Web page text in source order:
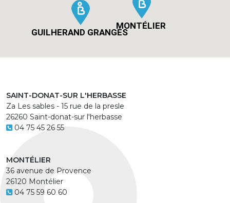
MONTÉLIER
GUILHERAND GRANGES
SAINT-DONAT-SUR L'HERBASSE
Za Les sables - 15 rue de la presle
26260 Saint-donat-sur l'herbasse
04 75 45 26 55
MONTÉLIER
36 avenue de Provence
26120 Montélier
04 75 59 60 60